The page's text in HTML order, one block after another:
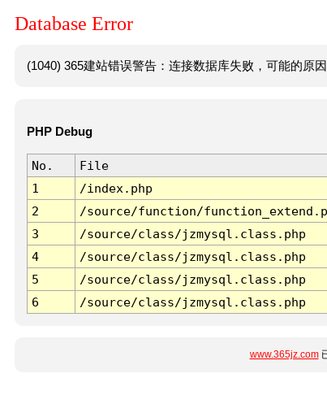
Database Error
(1040) 365建站错误警告：连接数据库失败，可能的原
PHP Debug
No. File
1
/index.php
2
/source/function/
3
/source/class/jzmysql.class.php
4
/source/class/jzmysql.class.php
5
/source/class/jzmysql.class.php
6
/source/class/jzmysql.class.php
www.365jz.com